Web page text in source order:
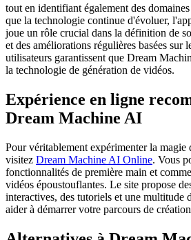
tout en identifiant également des
que la technologie continue d'évoluer,
joue un rôle crucial dans la définition de
et des améliorations régulières basées sur
utilisateurs garantissent que Dream
la technologie de génération de vidéos.
Expérience en ligne
Dream Machine AI
Pour véritablement expérimenter la magie
visitez Dream Machine AI Online. Vous
fonctionnalités de première main et
vidéos époustouflantes. Le site propose
interactives, des tutoriels et une multitude
aider à démarrer votre parcours de